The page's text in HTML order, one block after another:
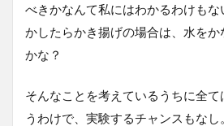
べきかなんて私にはわかるわけもな
かしたらかき揚げの場合は、水を
かな？
そんなことを考えているうちに全て
うわけで、実験するチャンスもなし。